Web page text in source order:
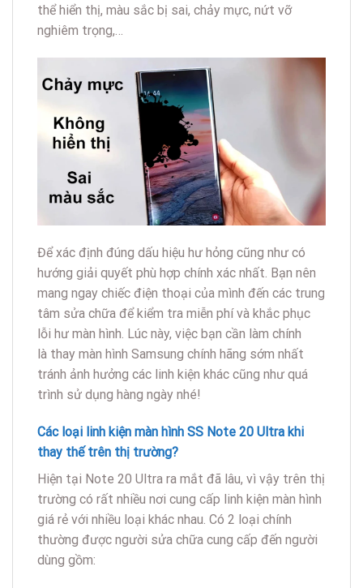
thể hiển thị, màu sắc bị sai, chảy mực, nứt vỡ
nghiêm trọng,…
Để xác định đúng dấu hiệu hư hỏng cũng như có
hướng giải quyết phù hợp chính xác nhất. Bạn nên
mang ngay chiếc điện thoại của mình đến các trung
tâm sửa chữa để kiểm tra miễn phí và khắc phục
lỗi hư màn hình. Lúc này, việc bạn cần làm chính
là thay màn hình Samsung chính hãng sớm nhất
tránh ảnh hưởng các linh kiện khác cũng như quá
trình sử dụng hàng ngày nhé!
Các loại linh kiện màn hình SS Note 20 Ultra khi
thay thế trên thị trường?
Hiện tại Note 20 Ultra ra mắt đã lâu, vì vậy trên thị
trường có rất nhiều nơi cung cấp linh kiện màn hình
giá rẻ với nhiều loại khác nhau. Có 2 loại chính
thường được người sửa chữa cung cấp đến người
dùng gồm: